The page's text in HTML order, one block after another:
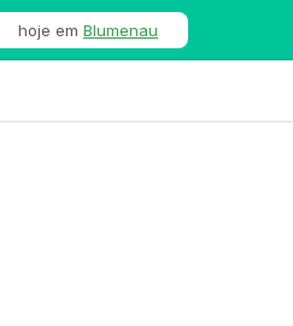
hoje em Blumenau